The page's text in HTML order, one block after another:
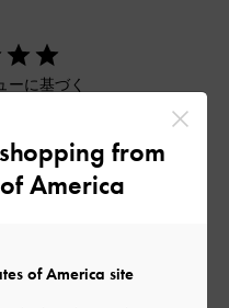
ーに基づく
0
0
from
America
of America site